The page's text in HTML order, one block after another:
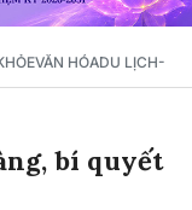
VĂN HÓADU LỊCH-
bí quyết